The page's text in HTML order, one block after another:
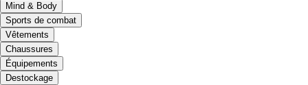
Mind & Body
Sports de combat
Vêtements
Chaussures
Équipements
Destockage